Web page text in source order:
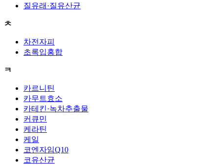
질유래·질유산균
ㅊ
차전자피
초록입홍합
ㅋ
카르니틴
카무트효소
카테킨·녹차추출물
커큐민
케라틴
케일
코엔자임Q10
코유산균